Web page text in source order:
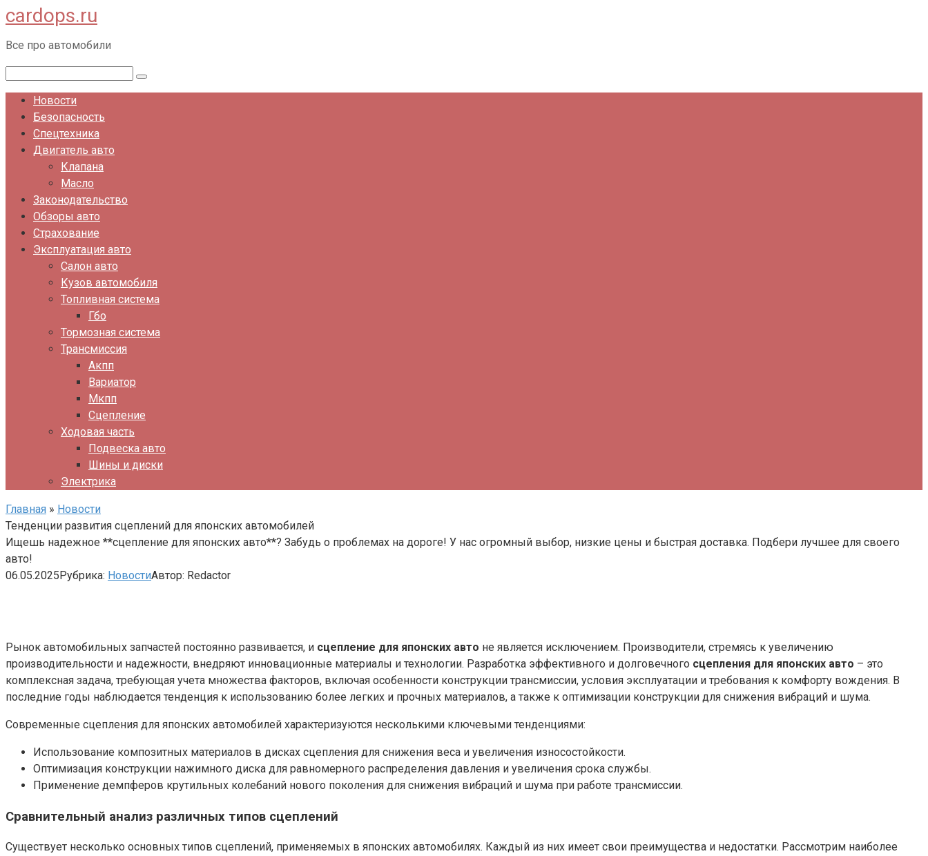
Перейти
к
контенту
cardops.ru
Все про автомобили
Новости
Безопасность
Спецтехника
Двигатель авто
Клапана
Масло
Законодательство
Обзоры авто
Страхование
Эксплуатация авто
Салон авто
Кузов автомобиля
Топливная система
Гбо
Тормозная система
Трансмиссия
Акпп
Вариатор
Мкпп
Сцепление
Ходовая часть
Подвеска авто
Шины и диски
Электрика
Главная » Новости
Тенденции развития сцеплений для японских автомобилей
Ищешь надежное **сцепление для японских авто**? Забудь о проблемах на дороге! У нас огромный выбор, низкие цены и быстрая доставка. Подбери лучшее для своего
авто!
06.05.2025Рубрика: НовостиАвтор: Redactor
Рынок автомобильных запчастей постоянно развивается, и сцепление для японских авто не является исключением. Производители, стремясь к увеличению
производительности и надежности, внедряют инновационные материалы и технологии. Разработка эффективного и долговечного сцепления для японских авто – это
комплексная задача, требующая учета множества факторов, включая особенности конструкции трансмиссии, условия эксплуатации и требования к комфорту вождения. В
последние годы наблюдается тенденция к использованию более легких и прочных материалов, а также к оптимизации конструкции для снижения вибраций и шума.
Современные сцепления для японских автомобилей характеризуются несколькими ключевыми тенденциями:
Использование композитных материалов в дисках сцепления для снижения веса и увеличения износостойкости.
Оптимизация конструкции нажимного диска для равномерного распределения давления и увеличения срока службы.
Применение демпферов крутильных колебаний нового поколения для снижения вибраций и шума при работе трансмиссии.
Сравнительный анализ различных типов сцеплений
Существует несколько основных типов сцеплений, применяемых в японских автомобилях. Каждый из них имеет свои преимущества и недостатки. Рассмотрим наиболее